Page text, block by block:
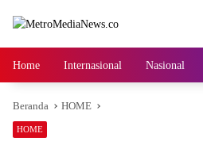
Home Internasional Nasional
Beranda HOME
HOME